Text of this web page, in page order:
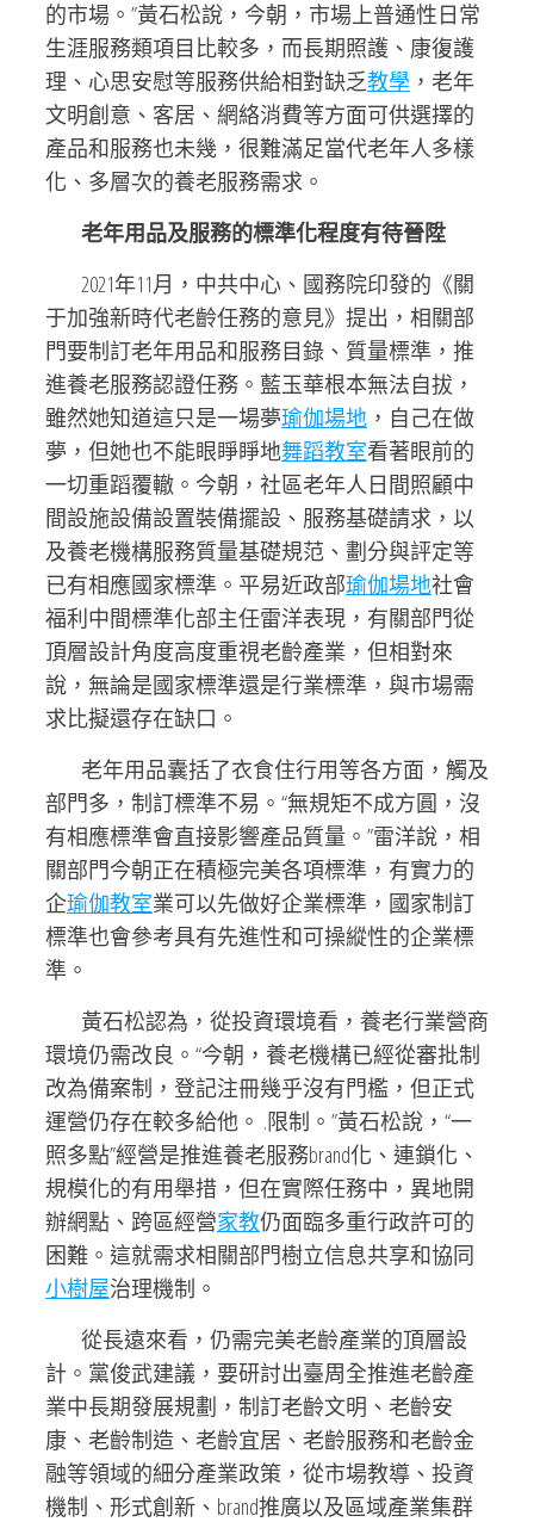
的市場。”黃石松說，今朝，市場上普通性日常
生涯服務類項目比較多，而長期照護、康復護
理、心思安慰等服務供給相對缺乏教學 ，老年
文明創意、客居、網絡消費等方面可供選擇的
產品和服務也未幾，很難滿足當代老年人多樣
化、多層次的養老服務需求。
老年用品及服務的標準化程度有待晉陞
2021年11月，中共中心、國務院印發的《關
于加強新時代老齡任務的意見》提出，相關部
門要制訂老年用品和服務目錄、質量標準，推
進養老服務認證任務。藍玉華根本無法自拔，
雖然她知道這只是一場夢瑜伽場地 ，自己在做
夢，但她也不能眼睜睜地舞蹈教室看著眼前的
一切重蹈覆轍。今朝，社區老年人日間照顧中
間設施設備設置裝備擺設、服務基礎請求，以
及養老機構服務質量基礎規范、劃分與評定等
已有相應國家標準。平易近政部瑜伽場地社會
福利中間標準化部主任雷洋表現，有關部門從
頂層設計角度高度重視老齡產業，但相對來
說，無論是國家標準還是行業標準，與市場需
求比擬還存在缺口。
老年用品囊括了衣食住行用等各方面，觸及
部門多，制訂標準不易。“無規矩不成方圓，沒
有相應標準會直接影響產品質量。”雷洋說，相
關部門今朝正在積極完美各項標準，有實力的
企瑜伽教室業可以先做好企業標準，國家制訂
標準也會參考具有先進性和可操縱性的企業標
準。
黃石松認為，從投資環境看，養老行業營商
環境仍需改良。“今朝，養老機構已經從審批制
改為備案制，登記注冊幾乎沒有門檻，但正式
運營仍存在較多給他。 .限制。”黃石松說，“一
照多點”經營是推進養老服務brand化、連鎖化、
規模化的有用舉措，但在實際任務中，異地開
辦網點、跨區經營家教仍面臨多重行政許可的
困難。這就需求相關部門樹立信息共享和協同
小樹屋治理機制。
從長遠來看，仍需完美老齡產業的頂層設
計。黨俊武建議，要研討出臺周全推進老齡產
業中長期發展規劃，制訂老齡文明、老齡安
康、老齡制造、老齡宜居、老齡服務和老齡金
融等領域的細分產業政策，從市場教導、投資
機制、形式創新、brand推廣以及區域產業集群